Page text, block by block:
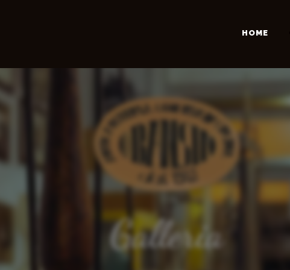
HOME
Galleria